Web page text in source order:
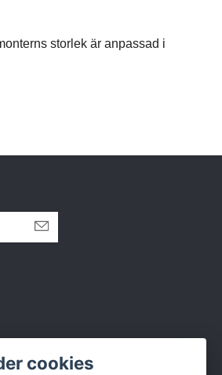
storlek är anpassad i
cookies